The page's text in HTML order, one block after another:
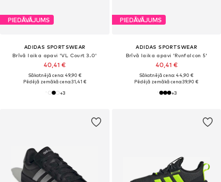
PIEDĀVĀJUMS
ADIDAS SPORTSWEAR
Brīvā laika apavi 'VL Court 3.0'
40,41 €
Sākotnējā cena: 49,90 €
Pēdējā zemākā cena:31,41 €
+3
PIEDĀVĀJUMS
ADIDAS SPORTSWEAR
Brīvā laika apavi 'Runfalcon 5'
40,41 €
Sākotnējā cena: 44,90 €
Pēdējā zemākā cena:39,90 €
+3